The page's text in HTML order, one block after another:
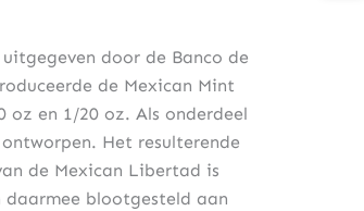
door de Banco de
de Mexican Mint
oz en 1/20 oz. Als onderdeel
Het resulterende
de Mexican Libertad is
daarmee blootgesteld aan